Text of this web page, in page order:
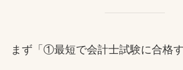
まず「①最短で会計士試験に合格